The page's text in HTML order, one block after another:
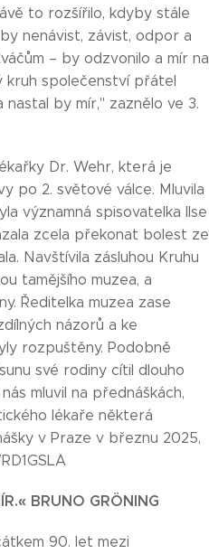
to rozšířilo, kdyby stále
nenávist, závist, odpor a
– by odzvonilo a mír na
kruh společenství přátel
by mír," zaznělo ve 3.
Dr. Wehr, která je
po 2. světové válce. Mluvila
významná spisovatelka Ilse
zcela překonat bolest ze
Navštívila zásluhou Kruhu
tamějšího muzea, a
Ředitelka muzea zase
názorů a ke
rozpuštěny. Podobně
své rodiny cítil dlouho
mluvil na přednáškách,
lékaře některá
v Praze v březnu 2025,
BRUNO GRÖNING
90. let mezi